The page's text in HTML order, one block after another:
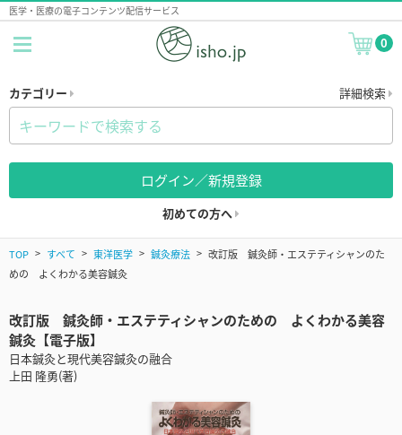
医学・医療の電子コンテンツ配信サービス
0
カテゴリー 詳細検索
ログイン／新規登録
初めての方へ
TOP すべて 東洋医学 鍼灸療法
改訂版 鍼灸師・エステティシャンのた
めの よくわかる美容鍼灸
改訂版 鍼灸師・エステティシャンのための よくわかる美容
鍼灸【電子版】
日本鍼灸と現代美容鍼灸の融合
上田 隆勇(著)